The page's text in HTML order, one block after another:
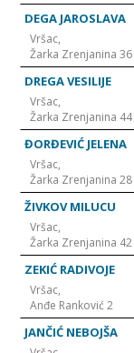
DEGA JAROSLAVA
Vršac,
Žarka Zrenjanina 36
DREGA VESILIJE
Vršac,
Žarka Zrenjanina 44
ĐORĐEVIĆ JELENA
Vršac,
Žarka Zrenjanina 28
ŽIVKOV MILUCU
Vršac,
Žarka Zrenjanina 42
ZEKIĆ RADIVOJE
Vršac,
Anđe Ranković 2
JANČIĆ NEBOJŠA